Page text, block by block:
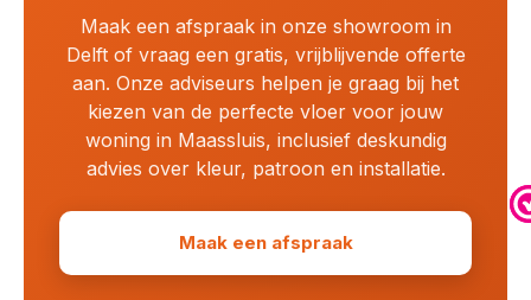
Maak een afspraak in onze showroom in
Delft of vraag een gratis, vrijblijvende offerte
aan. Onze adviseurs helpen je graag bij het
kiezen van de perfecte vloer voor jouw
woning in Maassluis, inclusief deskundig
advies over kleur, patroon en installatie.
Maak een afspraak